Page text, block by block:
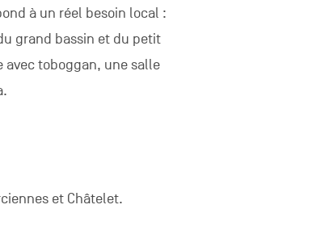
à un réel besoin local :
grand bassin et du petit
avec toboggan, une salle
et Châtelet.